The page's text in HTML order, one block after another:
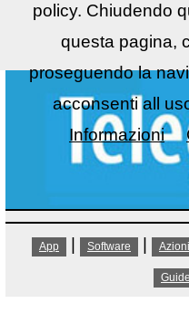
App Software
policy. Chiudendo
questa pagina,
proseguendo la
acconsenti all
Informazioni